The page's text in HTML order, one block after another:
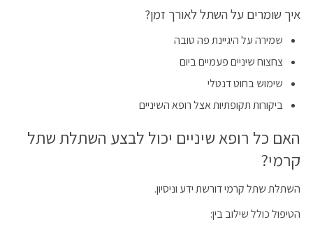
איך שומרים על השתל לאורך זמן?
שמירה על היגיינת פה טובה
צחצוח שיניים פעמיים ביום
שימוש בחוט דנטלי
ביקורות תקופתיות אצל רופא השיניים
האם כל רופא שיניים יכול לבצע השתלת שתל
קרמי?
השתלת שתל קרמי דורשת ידע וניסיון.
הטיפול כולל שילוב בין: